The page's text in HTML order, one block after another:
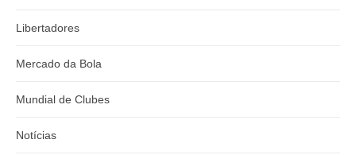
Libertadores
Mercado da Bola
Mundial de Clubes
Notícias